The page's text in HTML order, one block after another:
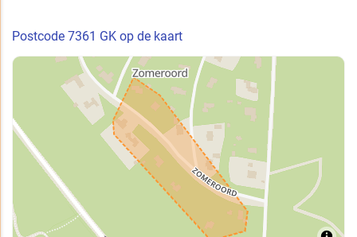
Postcode 7361 GK op de kaart